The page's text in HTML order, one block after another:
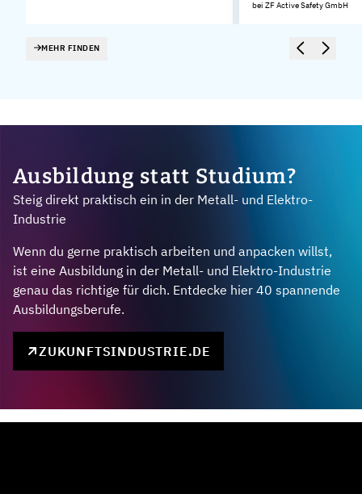
bei ZF Active Safety GmbH
MEHR FINDEN
Ausbildung statt Studium?
Steig direkt praktisch ein in der Metall- und Elektro-
Industrie
Wenn du gerne praktisch arbeiten und anpacken willst,
ist eine Ausbildung in der Metall- und Elektro-Industrie
genau das richtige für dich. Entdecke hier 40 spannende
Ausbildungsberufe.
ZUKUNFTSINDUSTRIE.DE